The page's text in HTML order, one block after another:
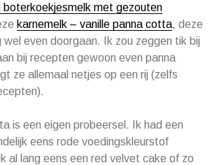
boterkoekjesmelk met gezouten
karnemelk – vanille panna cotta, deze
even doorgaan. Ik zou zeggen tik bij
bij recepten gewoon even panna
ze allemaal netjes op een rij (zelfs
is een eigen probeersel. Ik had een
eens rode voedingskleurstof
al lang eens een red velvet cake of zo